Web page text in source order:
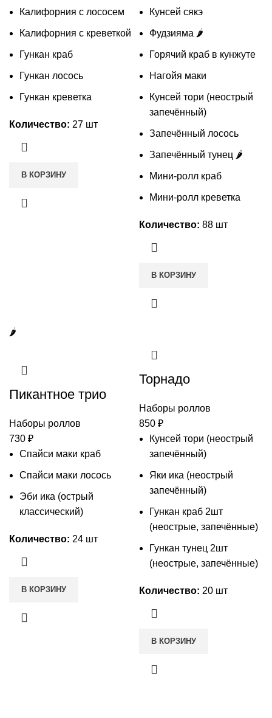
Калифорния с лососем
Калифорния с креветкой
Гункан краб
Гункан лосось
Гункан креветка
Количество: 27 шт
В КОРЗИНУ
Кунсей сякэ
Фудзияма 🌶️
Горячий краб в кунжуте
Нагойя маки
Кунсей тори (неострый
запечённый)
Запечённый лосось
Запечённый тунец 🌶️
Мини-ролл краб
Мини-ролл креветка
Количество: 88 шт
В КОРЗИНУ
🌶️
Пикантное трио
Наборы роллов
730 ₽
Спайси маки краб
Спайси маки лосось
Эби ика (острый
классический)
Количество: 24 шт
В КОРЗИНУ
Торнадо
Наборы роллов
850 ₽
Кунсей тори (неострый
запечённый)
Яки ика (неострый
запечённый)
Гункан краб 2шт
(неострые, запечённые)
Гункан тунец 2шт
(неострые, запечённые)
Количество: 20 шт
В КОРЗИНУ